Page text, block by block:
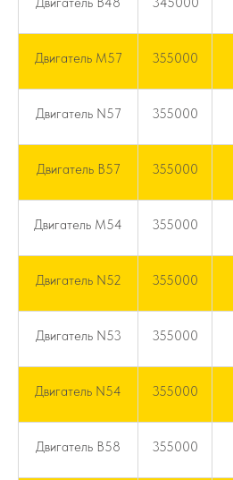
Двигатель M57 355000
Двигатель N57 355000
Двигатель B57 355000
Двигатель M54 355000
Двигатель N52 355000
Двигатель N53 355000
Двигатель N54 355000
Двигатель B58 355000